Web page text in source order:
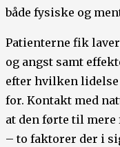
både fysiske og
Patienterne fik
og angst samt
efter hvilken
for. Kontakt med
at den førte til
– to faktorer der i